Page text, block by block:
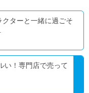
ターと一緒に過ごそ
い！専門店で売って